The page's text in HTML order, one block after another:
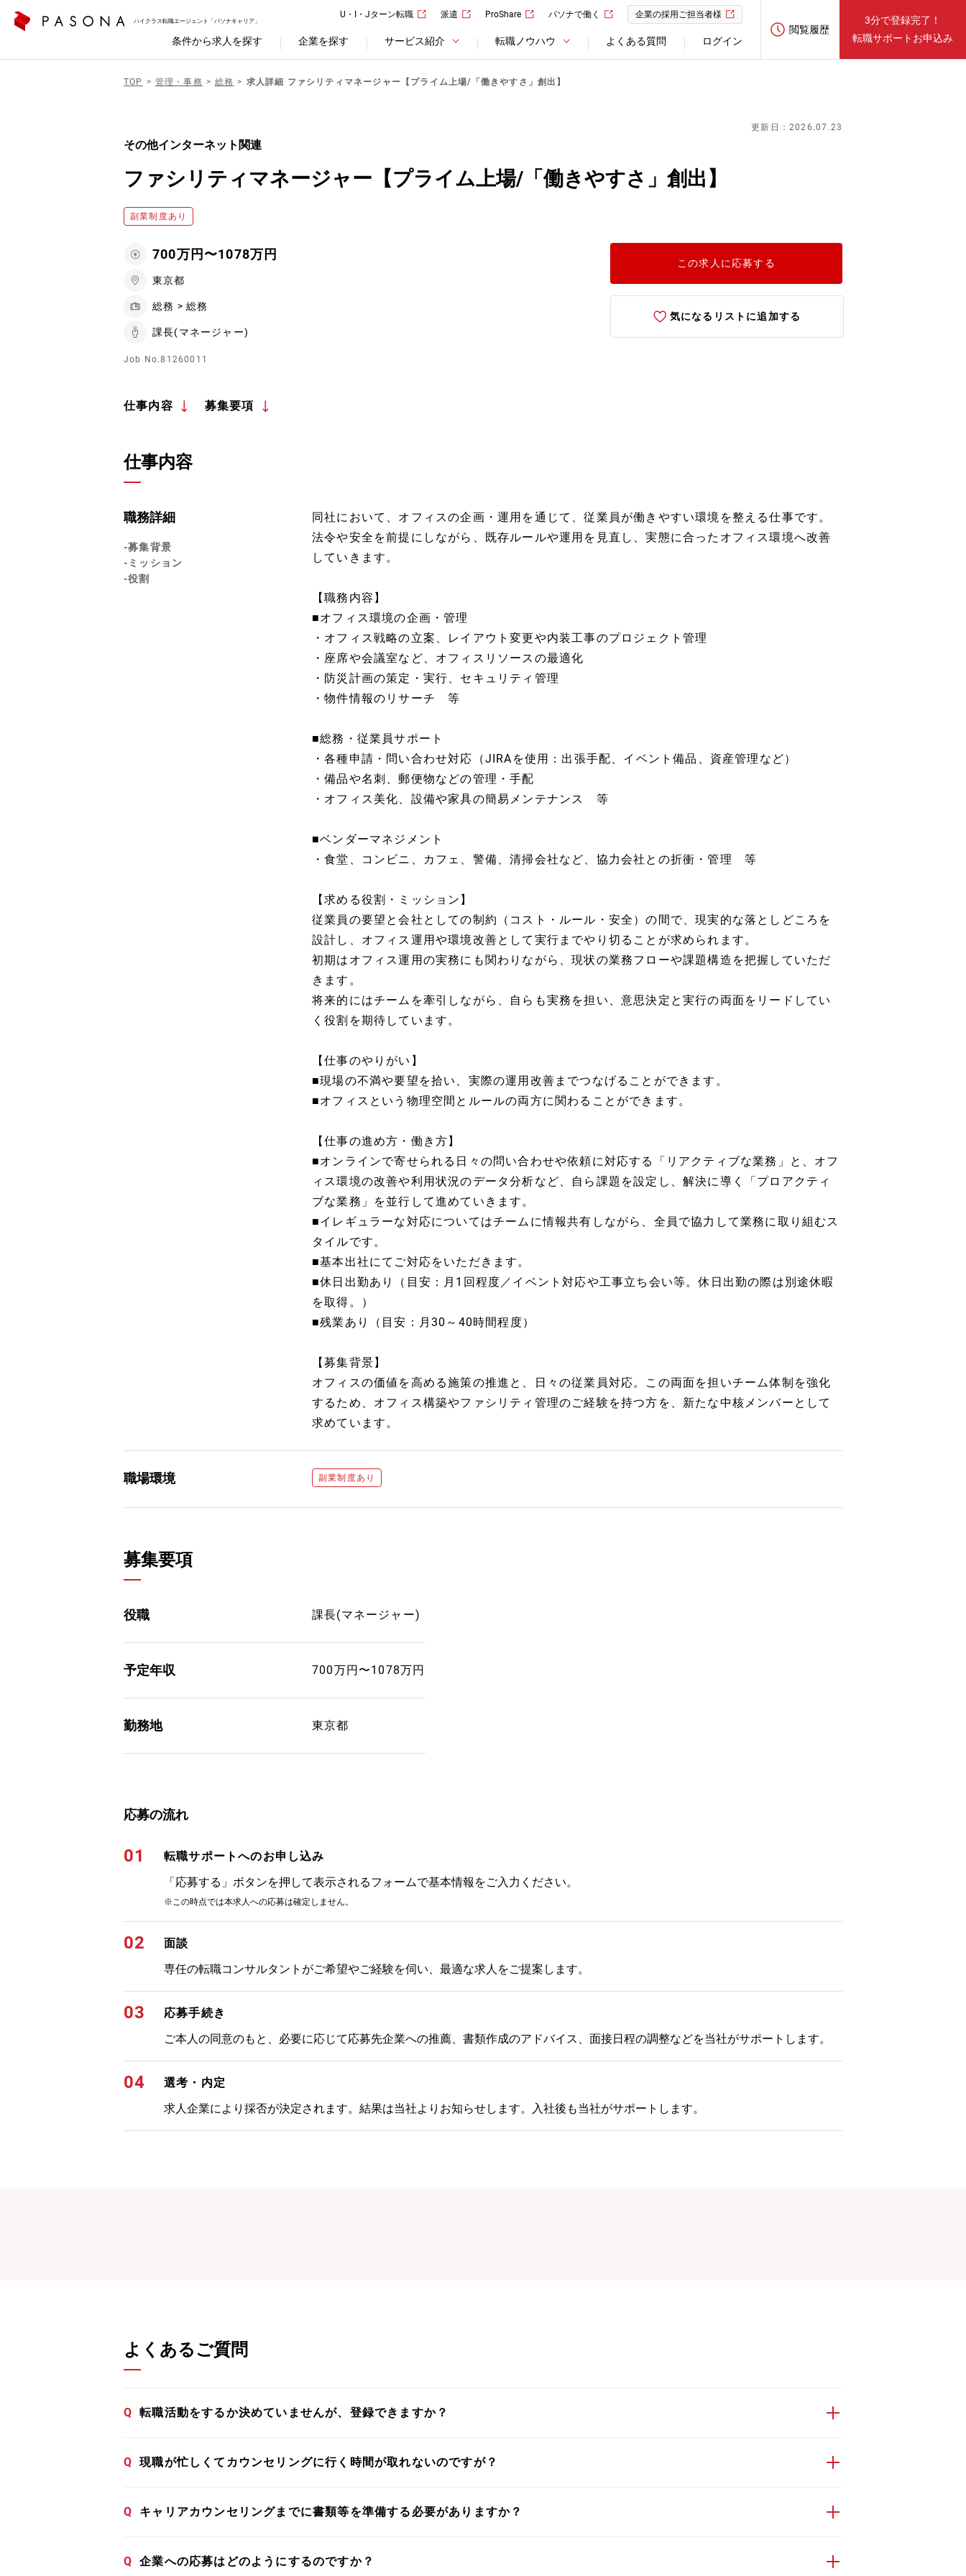
ハイクラス転職エージェント「パソナキャリア」
U・I・Jターン転職 派遣 ProShare パソナで働く 企業の採用ご担当者様
条件から求人を探す 企業を探す サービス紹介 転職ノウハウ よくある質問 ログイン
閲覧履歴
3分で登録完了！
転職サポートお申込み
TOP 管理・事務 総務 求人詳細 ファシリティマネージャー【プライム上場/「働きやすさ」創出】
更新日：2026.07.23
その他インターネット関連
ファシリティマネージャー【プライム上場/「働きやすさ」創出】
副業制度あり
700万円〜1078万円
東京都
総務 > 総務
課長(マネージャー)
Job No.81260011
この求人に応募する
気になるリストに追加する
仕事内容 募集要項
仕事内容
職務詳細
-募集背景
-ミッション
-役割
同社において、オフィスの企画・運用を通じて、従業員が働きやすい環境を整える仕事です。
法令や安全を前提にしながら、既存ルールや運用を見直し、実態に合ったオフィス環境へ改善
していきます。
【職務内容】
■オフィス環境の企画・管理
・オフィス戦略の立案、レイアウト変更や内装工事のプロジェクト管理
・座席や会議室など、オフィスリソースの最適化
・防災計画の策定・実行、セキュリティ管理
・物件情報のリサーチ 等
■総務・従業員サポート
・各種申請・問い合わせ対応（JIRAを使用：出張手配、イベント備品、資産管理など）
・備品や名刺、郵便物などの管理・手配
・オフィス美化、設備や家具の簡易メンテナンス 等
■ベンダーマネジメント
・食堂、コンビニ、カフェ、警備、清掃会社など、協力会社との折衝・管理 等
【求める役割・ミッション】
従業員の要望と会社としての制約（コスト・ルール・安全）の間で、現実的な落としどころを
設計し、オフィス運用や環境改善として実行までやり切ることが求められます。
初期はオフィス運用の実務にも関わりながら、現状の業務フローや課題構造を把握していただ
きます。
将来的にはチームを牽引しながら、自らも実務を担い、意思決定と実行の両面をリードしてい
く役割を期待しています。
【仕事のやりがい】
■現場の不満や要望を拾い、実際の運用改善までつなげることができます。
■オフィスという物理空間とルールの両方に関わることができます。
【仕事の進め方・働き方】
■オンラインで寄せられる日々の問い合わせや依頼に対応する「リアクティブな業務」と、オフ
ィス環境の改善や利用状況のデータ分析など、自ら課題を設定し、解決に導く「プロアクティ
ブな業務」を並行して進めていきます。
■イレギュラーな対応についてはチームに情報共有しながら、全員で協力して業務に取り組むス
タイルです。
■基本出社にてご対応をいただきます。
■休日出勤あり（目安：月1回程度／イベント対応や工事立ち会い等。休日出勤の際は別途休暇
を取得。）
■残業あり（目安：月30～40時間程度）
【募集背景】
オフィスの価値を高める施策の推進と、日々の従業員対応。この両面を担いチーム体制を強化
するため、オフィス構築やファシリティ管理のご経験を持つ方を、新たな中核メンバーとして
求めています。
職場環境 副業制度あり
募集要項
役職 課長(マネージャー)
予定年収 700万円〜1078万円
勤務地 東京都
応募の流れ
01
転職サポートへのお申し込み
「応募する」ボタンを押して表示されるフォームで基本情報をご入力ください。
※この時点では本求人への応募は確定しません。
02
面談
専任の転職コンサルタントがご希望やご経験を伺い、最適な求人をご提案します。
03
応募手続き
ご本人の同意のもと、必要に応じて応募先企業への推薦、書類作成のアドバイス、面接日程の調整などを当社がサポートします。
04
選考・内定
求人企業により採否が決定されます。結果は当社よりお知らせします。入社後も当社がサポートします。
よくあるご質問
Q 転職活動をするか決めていませんが、登録できますか？
Q 現職が忙しくてカウンセリングに行く時間が取れないのですが？
Q キャリアカウンセリングまでに書類等を準備する必要がありますか？
Q 企業への応募はどのようにするのですか？